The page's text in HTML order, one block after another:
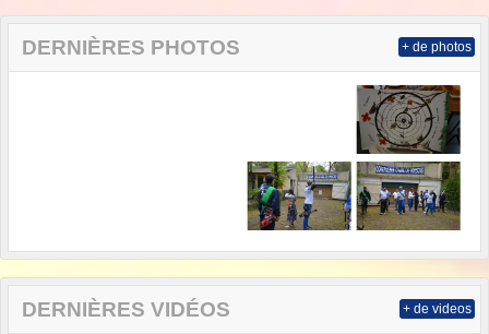
DERNIÈRES PHOTOS + de photos
DERNIÈRES VIDÉOS + de videos